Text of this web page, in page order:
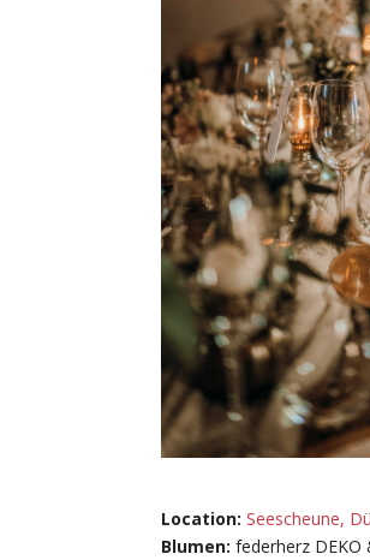
Location: Seescheune,
Blumen:federherz DEKO